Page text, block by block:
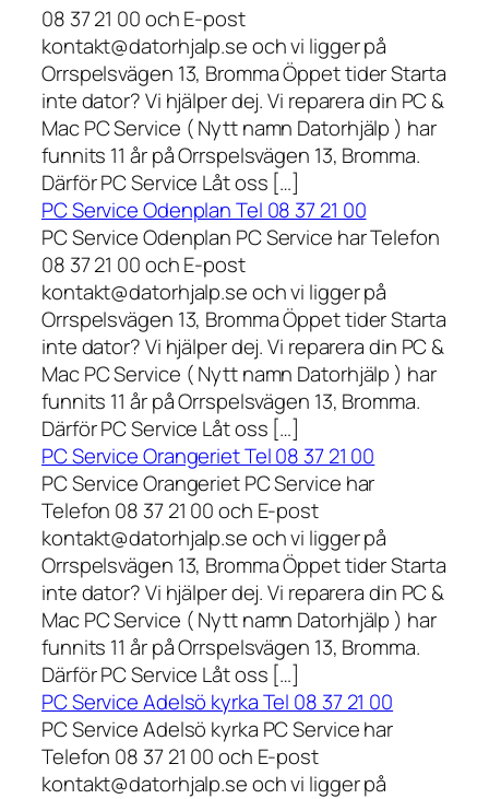
08 37 21 00 och E-post
kontakt@datorhjalp.se och vi ligger på
Orrspelsvägen 13, Bromma Öppet tider Starta
inte dator? Vi hjälper dej. Vi reparera din PC &
Mac PC Service ( Nytt namn Datorhjälp ) har
funnits 11 år på Orrspelsvägen 13, Bromma.
Därför PC Service Låt oss […]
PC Service Odenplan Tel 08 37 21 00
PC Service Odenplan PC Service har Telefon
08 37 21 00 och E-post
kontakt@datorhjalp.se och vi ligger på
Orrspelsvägen 13, Bromma Öppet tider Starta
inte dator? Vi hjälper dej. Vi reparera din PC &
Mac PC Service ( Nytt namn Datorhjälp ) har
funnits 11 år på Orrspelsvägen 13, Bromma.
Därför PC Service Låt oss […]
PC Service Orangeriet Tel 08 37 21 00
PC Service Orangeriet PC Service har
Telefon 08 37 21 00 och E-post
kontakt@datorhjalp.se och vi ligger på
Orrspelsvägen 13, Bromma Öppet tider Starta
inte dator? Vi hjälper dej. Vi reparera din PC &
Mac PC Service ( Nytt namn Datorhjälp ) har
funnits 11 år på Orrspelsvägen 13, Bromma.
Därför PC Service Låt oss […]
PC Service Adelsö kyrka Tel 08 37 21 00
PC Service Adelsö kyrka PC Service har
Telefon 08 37 21 00 och E-post
kontakt@datorhjalp.se och vi ligger på